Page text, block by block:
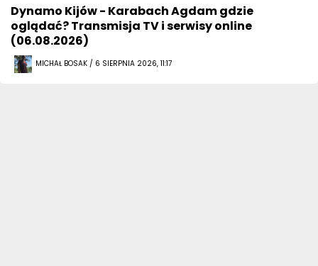
Dynamo Kijów - Karabach Agdam gdzie
oglądać? Transmisja TV i serwisy online
(06.08.2026)
MICHAŁ BOSAK / 6 SIERPNIA 2026, 11:17